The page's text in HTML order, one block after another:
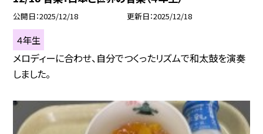
公開日 2025/12/18 更新日 2025/12/18
４年生
メロディーに合わせ、自分でつくったリズムで和太鼓を演奏
しました。